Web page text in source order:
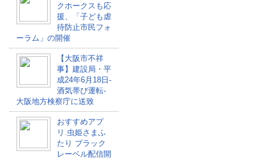
クホークスも応
援、「子ども虐
待防止市民フォ
ーラム」の開催
【大阪市不祥
事】建設局・平
成24年6月18日-
酒気帯び運転-
大阪地方検察庁に送致
おすすめアプ
リ.虫姫さまふ
たり ブラック
レーベル配信開